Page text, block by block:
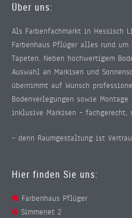
Über uns:
Als Farbenfachmarkt in Hessisch
Farbenhaus Pflüger alles rund um
Tapeten. Neben hochwertigem
Auswahl an Markisen und
übernimmt auf Wunsch
Bodenverlegungen sowie
inklusive Markisen – fachgerecht,
– denn Raumgestaltung ist
Hier finden Sie uns:
Farbenhaus Pflüger
Simmenet 2